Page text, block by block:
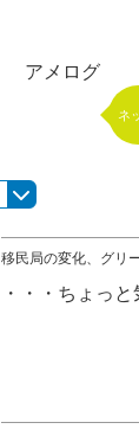
アメログ
ネ
移民局の変化、グリ
ちょっ